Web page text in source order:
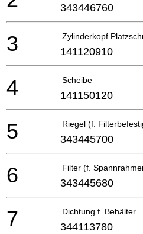
343446760
Zylinderkopf
3 141120910
Scheibe
4 141150120
Riegel (f.
5 343445700
Filter (f.
6 343445680
Dichtung f. Behälter
7 344113780